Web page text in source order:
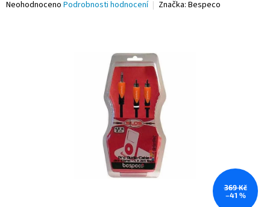
Průměrné
Neohodnoceno Podrobnosti hodnocení Značka: Bespeco
369 Kč
–41 %